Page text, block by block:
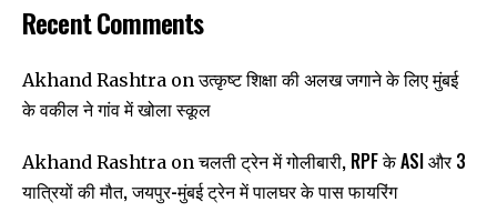
Recent Comments
Akhand Rashtra onउत्कृष्ट शिक्षा की अलख जगाने के लिए मुंबई
के वकील ने गांव में खोला स्कूल
Akhand Rashtra onचलती ट्रेन में गोलीबारी, RPF के ASI और 3
यात्रियों की मौत, जयपुर-मुंबई ट्रेन में पालघर के पास फायरिंग